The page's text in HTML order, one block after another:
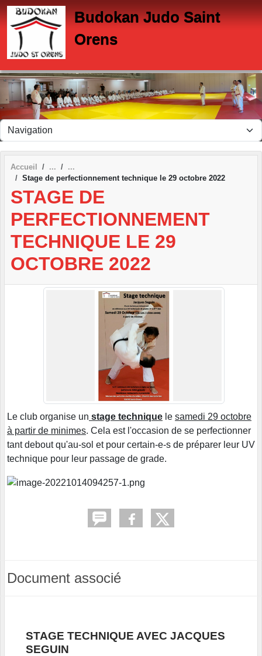
Budokan Judo Saint
Orens
Accueil
Stage de perfectionnement technique le 29 octobre 2022
STAGE DE
PERFECTIONNEMENT
TECHNIQUE LE 29
OCTOBRE 2022
Le club organise un stage technique le samedi 29 octobre
à partir de minimes. Cela est l'occasion de se perfectionner
tant debout qu'au-sol et pour certain-e-s de préparer leur UV
technique pour leur passage de grade.
Document associé
STAGE TECHNIQUE AVEC JACQUES
SEGUIN
Panneau de gestion des cookies